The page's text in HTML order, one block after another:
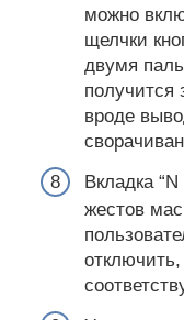
можно
щелчки
двумя
получится
вроде
Вкладка
жестов
отключить,